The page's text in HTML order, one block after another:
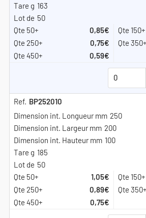
163
50
0,85€
0,75€
0,59€
BP252010
250
200
100
185
50
1,05€
0,89€
0,75€